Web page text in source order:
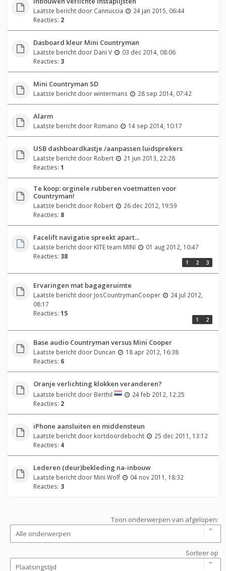
Laatste bericht door Cannuccia
24 jan 2015, 06:44
Reacties: 2
Dasboard kleur Mini Countryman
Laatste bericht door Dani V
03 dec 2014, 08:06
Reacties: 3
Mini Countryman SD
Laatste bericht doorwintermans 28 sep 2014, 07:42
Alarm
Laatste bericht door Romano 14 sep 2014, 10:17
USB dashboardkastje /aanpassen luidsprekers
Laatste bericht door Robert
21 jun 2013, 22:28
Reacties: 1
Te koop: orginele rubberen voetmatten voor
Countryman!
Laatste bericht door Robert
26 dec 2012, 19:59
Reacties: 8
Facelift navigatie spreekt apart...
Laatste bericht door KITE team MINI
01 aug 2012, 10:47
Reacties: 38
1 2 3
Ervaringen mat bagageruimte
Laatste bericht door JosCountrymanCooper
24 jul 2012,
08:17
Reacties: 15
1 2
Base audio Countryman versus Mini Cooper
Laatste bericht door Duncan
18 apr 2012, 16:38
Reacties: 6
Oranje verlichting klokken veranderen?
Laatste bericht door Berthil
24 feb 2012, 12:25
Reacties: 2
iPhone aansluiten en middensteun
Laatste bericht door kortdoordebocht
25 dec 2011, 13:12
Reacties: 4
Lederen (deur)bekleding na-inbouw
Laatste bericht door Mini Wolf
04 nov 2011, 18:32
Reacties: 3
Toon onderwerpen van afgelopen:
Sorteer op